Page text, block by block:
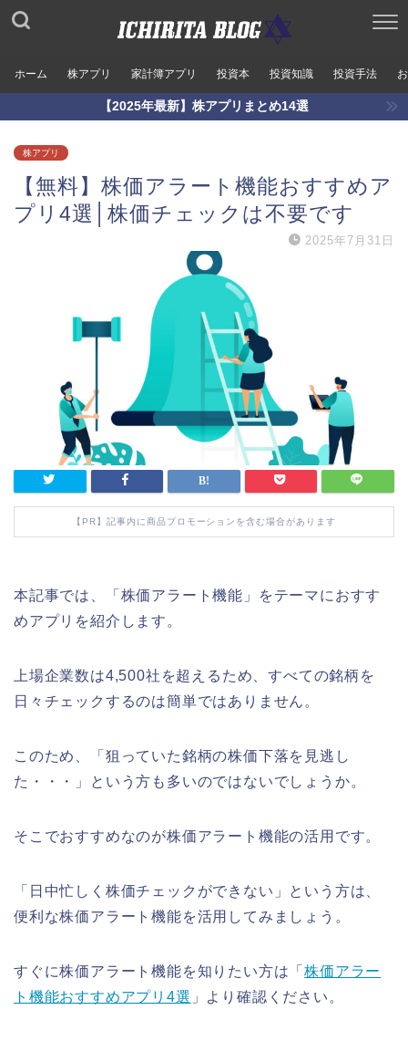
ホーム 株アプリ 家計簿アプリ 投資本 投資知識 投資手法
【2025年最新】株アプリまとめ14選
株アプリ
【無料】株価アラート機能おすすめア
プリ4選│株価チェックは不要です
2025年7月31日
【PR】記事内に商品プロモーションを含む場合があります
本記事では、「株価アラート機能」をテーマにおすす
めアプリを紹介します。
上場企業数は4,500社を超えるため、すべての銘柄を
日々チェックするのは簡単ではありません。
このため、「狙っていた銘柄の株価下落を見逃し
た・・・」という方も多いのではないでしょうか。
そこでおすすめなのが株価アラート機能の活用です。
「日中忙しく株価チェックができない」という方は、
便利な株価アラート機能を活用してみましょう。
すぐに株価アラート機能を知りたい方は「株価アラー
ト機能おすすめアプリ4選 」より確認ください。